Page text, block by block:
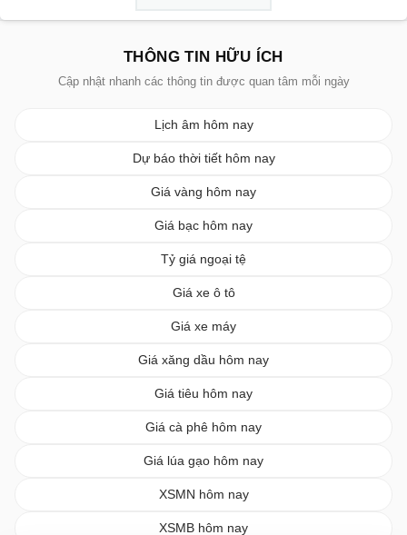
THÔNG TIN HỮU ÍCH
Cập nhật nhanh các thông tin được quan tâm mỗi ngày
Lịch âm hôm nay
Dự báo thời tiết hôm nay
Giá vàng hôm nay
Giá bạc hôm nay
Tỷ giá ngoại tệ
Giá xe ô tô
Giá xe máy
Giá xăng dầu hôm nay
Giá tiêu hôm nay
Giá cà phê hôm nay
Giá lúa gạo hôm nay
XSMN hôm nay
XSMB hôm nay